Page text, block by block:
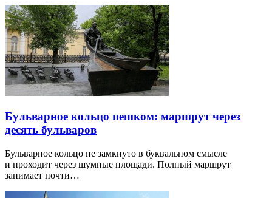
Бульварное кольцо пешком: маршрут через
десять бульваров
Бульварное кольцо не замкнуто в буквальном смысле
и проходит через шумные площади. Полный маршрут
занимает почти…